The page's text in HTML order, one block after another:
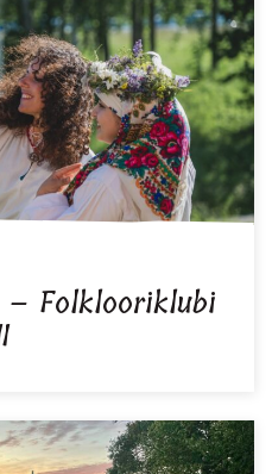
Folklooriklubi